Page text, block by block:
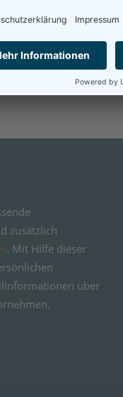
zusätzlich
. Mit Hilfe dieser
über